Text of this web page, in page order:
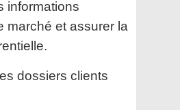
informations
marché et assurer la
dossiers clients